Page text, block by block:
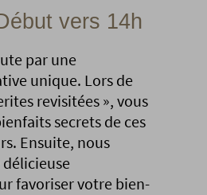
vers 14h
par une
unique. Lors de
revisitées », vous
secrets de ces
Ensuite, nous
favoriser votre bien-